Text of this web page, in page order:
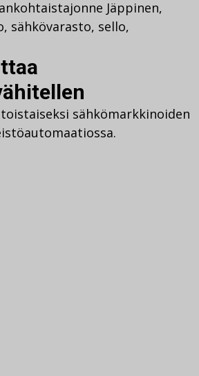
jonne Jäppinen,
, sähkövarasto, sello,
sähkömarkkinoiden